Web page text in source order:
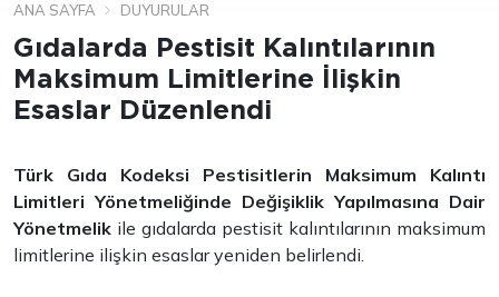
ANA SAYFA DUYURULAR
Gıdalarda Pestisit Kalıntılarının
Maksimum Limitlerine İlişkin
Esaslar Düzenlendi
Türk Gıda Kodeksi Pestisitlerin Maksimum Kalıntı
Limitleri Yönetmeliğinde Değişiklik Yapılmasına Dair
Yönetmelik ile gıdalarda pestisit kalıntılarının maksimum
limitlerine ilişkin esaslar yeniden belirlendi.